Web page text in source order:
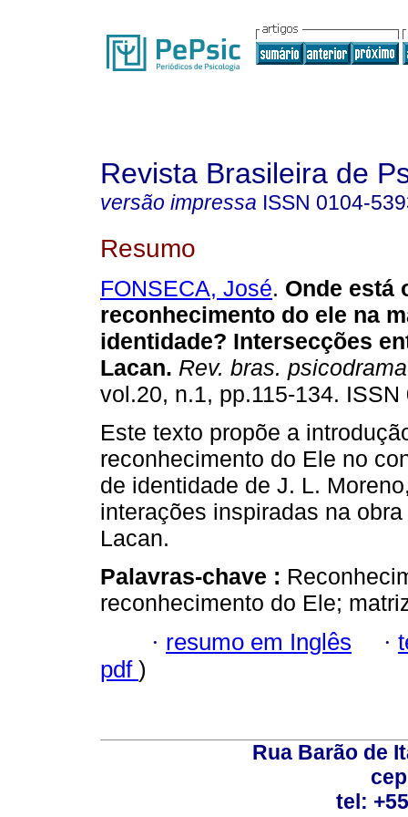
Revista Brasileira de
versão impressa ISSN 0104-
Resumo
FONSECA, José. Onde está
reconhecimento do ele na
identidade? Intersecções
Lacan. Rev. bras. psicodrama
vol.20, n.1, pp.115-134. ISSN
Este texto propõe a
reconhecimento do Ele no
de identidade de J. L.
interações inspiradas na
Lacan.
Palavras-chave :
reconhecimento do Ele;
· resumo em Inglês ·
pdf )
Rua Barão de
tel: